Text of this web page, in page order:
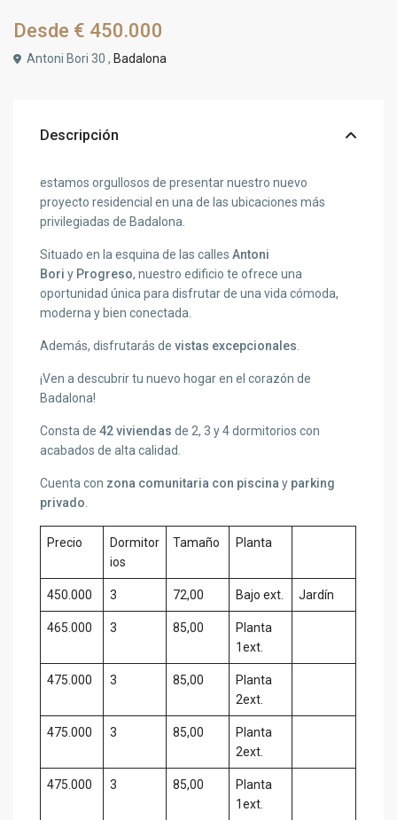
Desde € 450.000
Antoni Bori 30 , Badalona
Descripción
estamos orgullosos de presentar nuestro nuevo
proyecto residencial en una de las ubicaciones más
privilegiadas de Badalona.
Situado en la esquina de las callesAntoni
Bori y Progreso, nuestro edificio te ofrece una
oportunidad única para disfrutar de una vida cómoda,
moderna y bien conectada.
Además, disfrutarás devistas excepcionales
¡Ven a descubrir tu nuevo hogar en el corazón de
Badalona!
Consta de42 viviendas de 2, 3 y 4 dormitorios con
acabados de alta calidad.
Cuenta con zona comunitaria con piscina y parking
privado
Precio
Dormitor
ios
Tamaño Planta
450.000 3 72,00 Bajo ext. Jardín
465.000 3 85,00
Planta
1ext.
475.000 3 85,00
Planta
2ext.
475.000 3 85,00
Planta
2ext.
475.000 3 85,00
Planta
1ext.